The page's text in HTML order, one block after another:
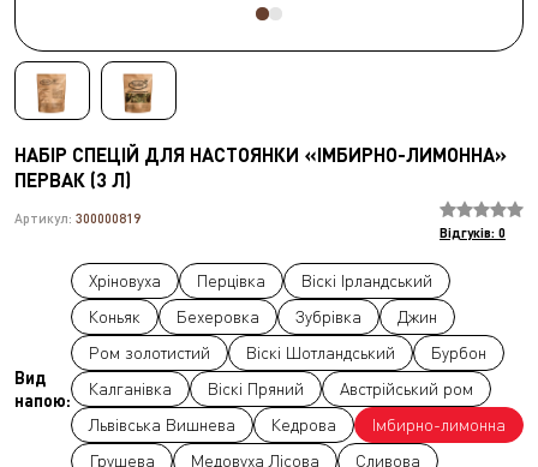
Артикул: 300000819
Відгуків: 0
НАБІР СПЕЦІЙ ДЛЯ НАСТОЯНКИ «ІМБИРНО-ЛИМОННА»
ПЕРВАК (3 Л)
Вид
напою:
Хріновуха Перцівка
Віскі Ірландський
Коньяк
Бехеровка Зубрівка
Джин
Ром золотистий
Віскі Шотландський
Бурбон
Калганівка
Віскі Пряний
Австрійський ром
Львівська Вишнева
Кедрова
Імбирно-лимонна
Грушева
Медовуха Лісова
Сливова